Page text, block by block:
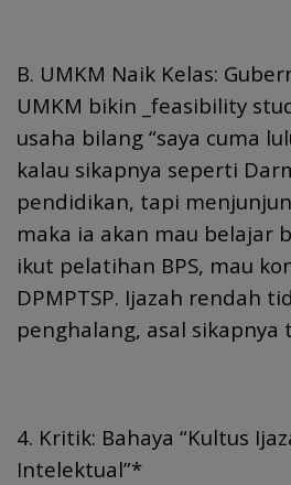
B. UMKM Naik Kelas:
UMKM bikin _feasibility
usaha bilang “saya cuma
kalau sikapnya seperti
pendidikan, tapi
maka ia akan mau belajar
ikut pelatihan BPS, mau
DPMPTSP. Ijazah rendah
penghalang, asal sikapnya
4. Kritik: Bahaya “Kultus
Intelektual”*